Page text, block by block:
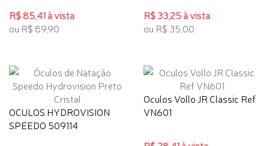
R$ 85,41 à vista
ou R$ 89,90
R$ 33,25 à vista
ou R$ 35,00
OCULOS HYDROVISION
SPEEDO 509114
Oculos Vollo JR Classic Ref
VN601